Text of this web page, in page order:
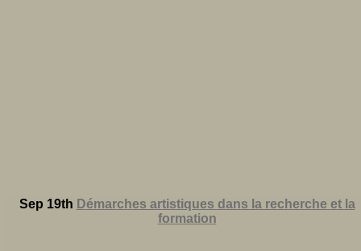
Sep 19th Démarches artistiques dans la recherche et la
formation